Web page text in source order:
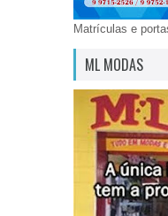
Matrículas e
ML MODAS